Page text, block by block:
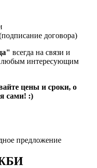
договора)
всегда на связи и
любым интересующим
цены и сроки, о
сами! :)
предложение